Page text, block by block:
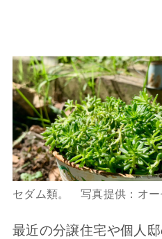
セダム類。 写真提供：オー
最近の分譲住宅や個人